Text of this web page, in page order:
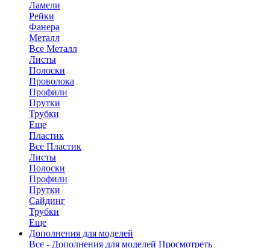
Ламели
Рейки
Фанера
Металл
Все Металл
Листы
Полоски
Проволока
Профили
Прутки
Трубки
Еще
Пластик
Все Пластик
Листы
Полоски
Профили
Прутки
Сайдинг
Трубки
Еще
Дополнения для моделей
Все - Дополнения для моделей Просмотреть